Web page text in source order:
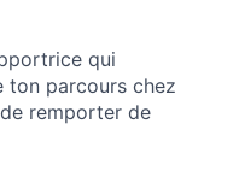
qui
ton parcours chez
remporter de